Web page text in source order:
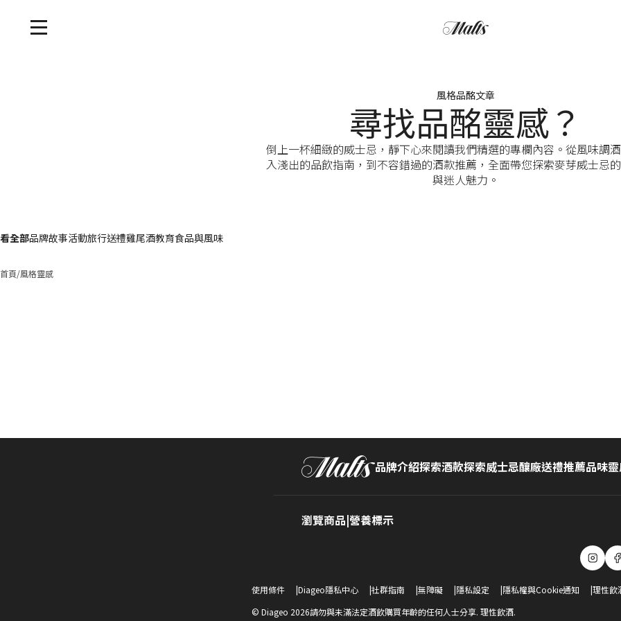
風格品酩文章
尋找品酩靈感？
倒上一杯細緻的威士忌，靜下心來閱讀我們精選的專欄內容。從風味調
入淺出的品飲指南，到不容錯過的酒款推薦，全面帶您探索麥芽威士忌
與迷人魅力。
看全部品牌故事活動旅行送禮雞尾酒教育食品與風味
首頁/風格靈感
品牌介紹探索酒款探索威士忌釀廠​送禮推薦品味
瀏覽商品​|營養標示
麥芽
Compliance Footer
使用條件 Diageo隱私中心 社群指南 無障礙 隱私設定 隱私權與Cookie通知 理性飲
請勿與未滿法定酒飲購買年齡的任何人士分享. 理性飲酒.
© Diageo 2026